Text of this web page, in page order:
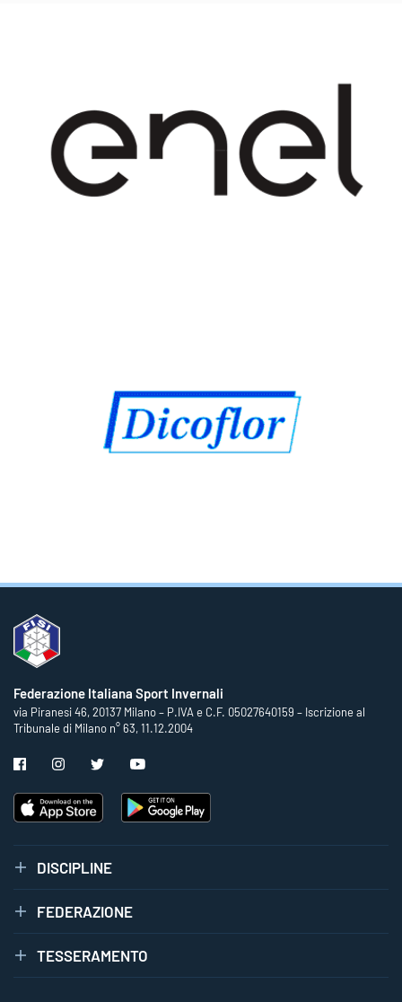
Federazione Italiana Sport Invernali
via Piranesi 46, 20137 Milano – P.IVA e C.F. 05027640159 – Iscrizione al
Tribunale di Milano n° 63, 11.12.2004
DISCIPLINE
FEDERAZIONE
TESSERAMENTO